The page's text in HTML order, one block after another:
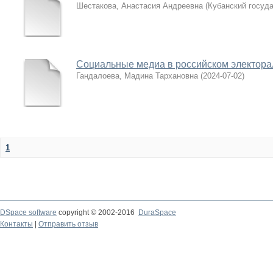
Шестакова, Анастасия Андреевна (Кубанский
Социальные медиа в российском
Гандалоева, Мадина Тархановна (2024-07-02)
1
DSpace software copyright © 2002-2016
DuraSpace
Контакты
Отправить отзыв